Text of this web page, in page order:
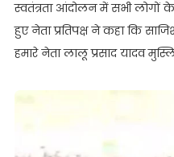
स्वतंत्रता आंदोलन में सभी लोगों के
हुए नेता प्रतिपक्ष ने कहा कि
हमारे नेता लालू प्रसाद यादव